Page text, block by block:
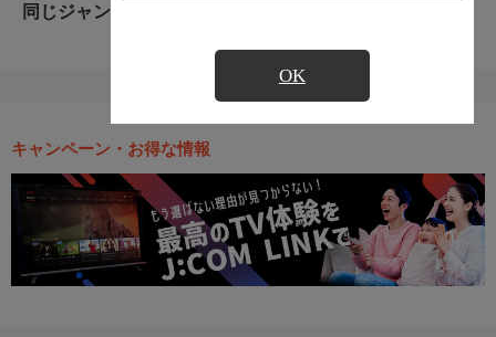
OK
同じジャンルのおすすめ番組
キャンペーン・お得な情報